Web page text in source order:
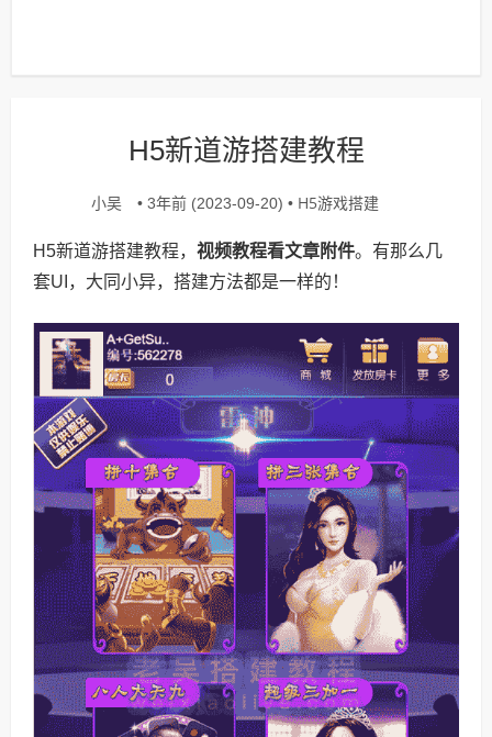
H5新道游搭建教程
小吴 • 3年前 (2023-09-20) • H5游戏搭建
H5新道游搭建教程， 视频教程看文章附件。有那么几
套UI，大同小异，搭建方法都是一样的！